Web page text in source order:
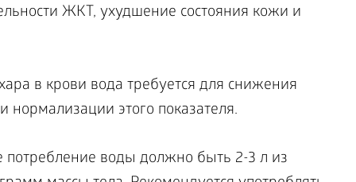
ЖКТ, ухудшение состояния кожи и
в крови вода требуется для снижения
нормализации этого показателя.
потребление воды должно быть 2-3 л из